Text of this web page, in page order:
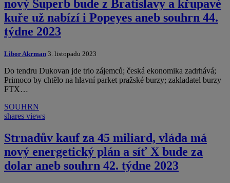
nový Superb bude z Bratislavy a křupavé
kuře už nabízí i Popeyes aneb souhrn 44.
týdne 2023
Libor Akrman 3. listopadu 2023
Do tendru Dukovan jde trio zájemců; česká ekonomika zadrhává;
Primoco by chtělo na hlavní parket pražské burzy; zakladatel burzy
FTX…
SOUHRN
shares views
Strnadův kauf za 45 miliard, vláda má
nový energetický plán a síť X bude za
dolar aneb souhrn 42. týdne 2023